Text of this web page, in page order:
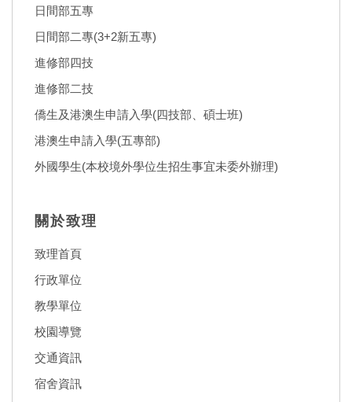
日間部五專
日間部二專(3+2新五專)
進修部四技
進修部二技
僑生及港澳生申請入學(四技部、碩士班)
港澳生申請入學(五專部)
外國學生(本校境外學位生招生事宜未委外辦理)
關於致理
致理首頁
行政單位
教學單位
校園導覽
交通資訊
宿舍資訊